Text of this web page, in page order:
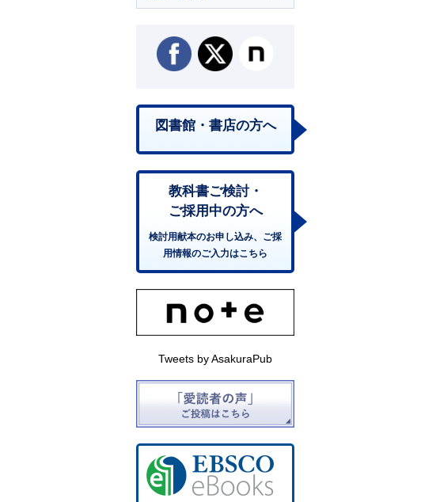
図書館・書店の方へ
教科書ご検討・
ご採用中の方へ
検討用献本のお申し込み、ご採
用情報のご入力はこちら
Tweets by AsakuraPub